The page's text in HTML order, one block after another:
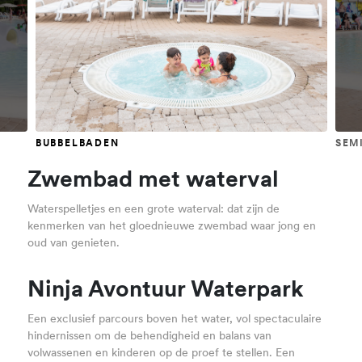
BUBBELBADEN
Zwembad met waterval
Waterspelletjes en een grote waterval: dat zijn de
kenmerken van het gloednieuwe zwembad waar jong en
oud van genieten.
Ninja Avontuur Waterpark
Een exclusief parcours boven het water, vol spectaculaire
hindernissen om de behendigheid en balans van
volwassenen en kinderen op de proef te stellen. Een